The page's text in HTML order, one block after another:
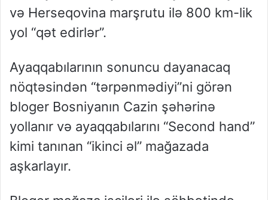
və Herseqovina marşrutu ilə 800 km-lik
yol “qət edirlər”.
Ayaqqabılarının sonuncu dayanacaq
nöqtəsindən “tərpənmədiyi”ni görən
bloger Bosniyanın Cazin şəhərinə
yollanır və ayaqqabılarını “Second hand”
kimi tanınan “ikinci əl” mağazada
aşkarlayır.